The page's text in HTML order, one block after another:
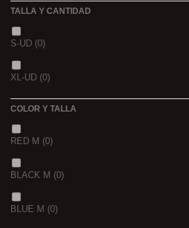
3 K
5 K
NOIR POISSON 8MM 1K
TALLA Y CANTIDAD
S-UD (0)
XL-UD (0)
COLOR Y TALLA
RED M (0)
BLACK M (0)
BLUE M (0)